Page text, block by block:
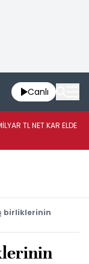
Canlı
TL NET KAR ELDE
birliklerinin